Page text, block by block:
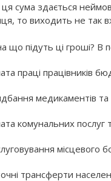
сума здається
то виходить не так
що підуть ці гроші? В
праці працівників
медикаментів та
комунальних послуг
місцевого
трансферти